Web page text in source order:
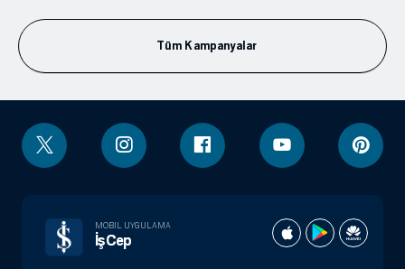
Tüm Kampanyalar
MOBIL UYGULAMA
İşCep